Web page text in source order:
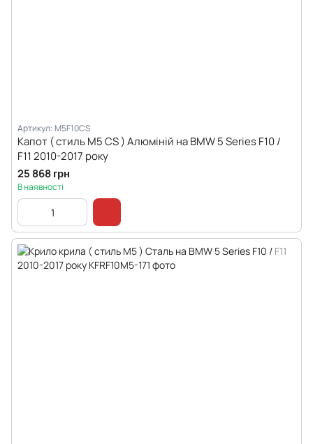
Артикул: M5F10CS
Капот ( стиль M5 CS ) Алюміній на BMW 5 Series F10 /
F11 2010-2017 року
25 868 грн
В наявності